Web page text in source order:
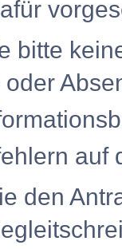
bitte
den